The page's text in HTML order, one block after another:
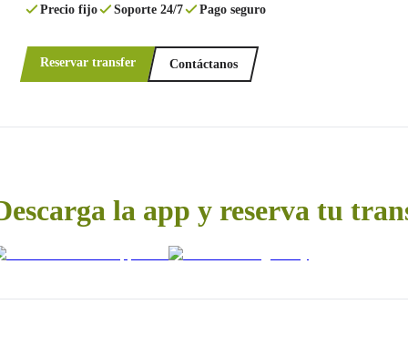
Precio fijo Soporte 24/7 Pago seguro
Reservar transfer Contáctanos
la app y reserva tu